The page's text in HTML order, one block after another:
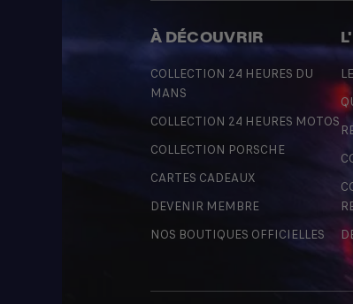
À DÉCOUVRIR
COLLECTION 24 HEURES DU
MANS
COLLECTION 24 HEURES MOTOS
COLLECTION PORSCHE
CARTES CADEAUX
DEVENIR MEMBRE
NOS BOUTIQUES OFFICIELLES